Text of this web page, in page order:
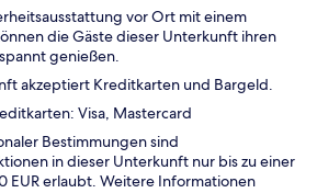
vor Ort mit einem
die Gäste dieser Unterkunft ihren
genießen.
akzeptiert Kreditkarten und Bargeld.
Visa, Mastercard
Bestimmungen sind
in dieser Unterkunft nur bis zu einer
EUR erlaubt. Weitere Informationen